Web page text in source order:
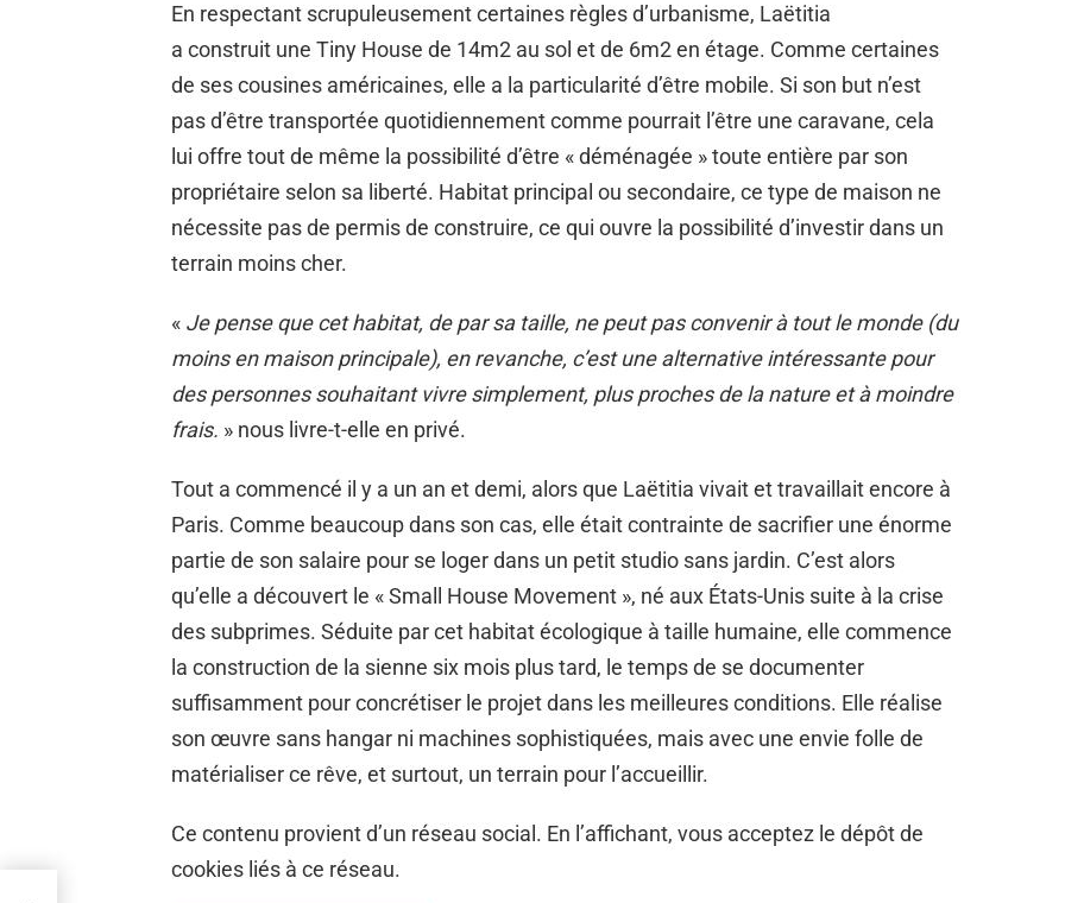
En respectant scrupuleusement certaines règles d’urbanisme, Laëtitia
a construit une Tiny House de 14m2 au sol et de 6m2 en étage. Comme certaines
de ses cousines américaines, elle a la particularité d’être mobile. Si son but n’est
pas d’être transportée quotidiennement comme pourrait l’être une caravane, cela
lui offre tout de même la possibilité d’être « déménagée » toute entière par son
propriétaire selon sa liberté. Habitat principal ou secondaire, ce type de maison ne
nécessite pas de permis de construire, ce qui ouvre la possibilité d’investir dans un
terrain moins cher.
« Je pense que cet habitat, de par sa taille, ne peut pas convenir à tout le monde (du
moins en maison principale), en revanche, c’est une alternative intéressante pour
des personnes souhaitant vivre simplement, plus proches de la nature et à moindre
frais. » nous livre-t-elle en privé.
Tout a commencé il y a un an et demi, alors que Laëtitia vivait et travaillait encore à
Paris. Comme beaucoup dans son cas, elle était contrainte de sacrifier une énorme
partie de son salaire pour se loger dans un petit studio sans jardin. C’est alors
qu’elle a découvert le « Small House Movement », né aux États-Unis suite à la crise
des subprimes. Séduite par cet habitat écologique à taille humaine, elle commence
la construction de la sienne six mois plus tard, le temps de se documenter
suffisamment pour concrétiser le projet dans les meilleures conditions. Elle réalise
son œuvre sans hangar ni machines sophistiquées, mais avec une envie folle de
matérialiser ce rêve, et surtout, un terrain pour l’accueillir.
Ce contenu provient d’un réseau social. En l’affichant, vous acceptez le dépôt de
cookies liés à ce réseau.